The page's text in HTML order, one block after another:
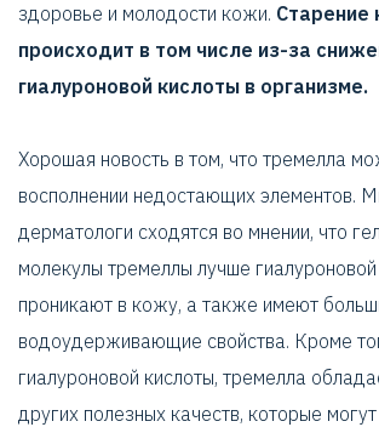
здоровье и молодости кожи. Старение
происходит в том числе из-за
гиалуроновой кислоты в организме.
Хорошая новость в том, что тремелла
восполнении недостающих элементов.
дерматологи сходятся во мнении, что
молекулы тремеллы лучше
проникают в кожу, а также имеют
водоудерживающие свойства. Кроме
гиалуроновой кислоты, тремелла
других полезных качеств, которые